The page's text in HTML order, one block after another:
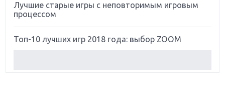
Лучшие старые игры с неповторимым игровым
процессом
Топ-10 лучших игр 2018 года: выбор ZOOM